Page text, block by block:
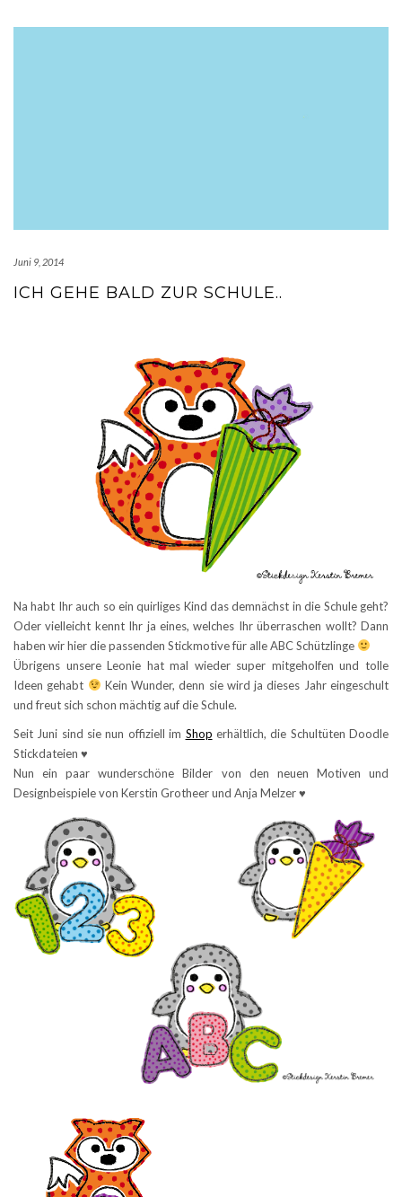
Juni 9, 2014
ICH GEHE BALD ZUR SCHULE..
Na habt Ihr auch so ein quirliges Kind das demnächst in die Schule geht?
Oder vielleicht kennt Ihr ja eines, welches Ihr überraschen wollt? Dann
haben wir hier die passenden Stickmotive für alle ABC Schützlinge
Übrigens unsere Leonie hat mal wieder super mitgeholfen und tolle
Ideen gehabt
Kein Wunder, denn sie wird ja dieses Jahr eingeschult
und freut sich schon mächtig auf die Schule.
Seit Juni sind sie nun offiziell im Shop erhältlich, die Schultüten Doodle
Stickdateien ♥
Nun ein paar wunderschöne Bilder von den neuen Motiven und
Designbeispiele von Kerstin Grotheer und Anja Melzer ♥